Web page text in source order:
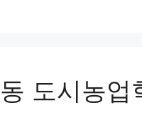
도시농업